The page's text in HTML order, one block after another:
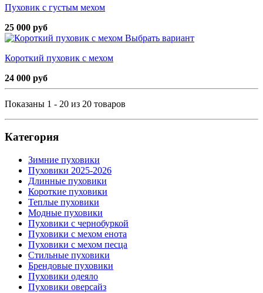
Пуховик с густым мехом
25 000 руб
Выбрать вариант
Короткий пуховик с мехом
24 000 руб
Показаны 1 - 20 из 20 товаров
Категория
Зимние пуховики
Пуховики 2025-2026
Длинные пуховики
Короткие пуховики
Теплые пуховики
Модные пуховики
Пуховики с чернобуркой
Пуховики с мехом енота
Пуховики с мехом песца
Стильные пуховики
Брендовые пуховики
Пуховики одеяло
Пуховики оверсайз